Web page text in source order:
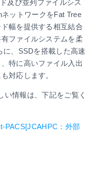
及び並列ファイルシス
ットワークをFat Tree
幅を提供する相互結合
ファイルシステムを柔
、SSDを搭載した高速
特に高いファイル入出
対応します。
情報は、下記をご覧く
PACS[JCAHPC：外部